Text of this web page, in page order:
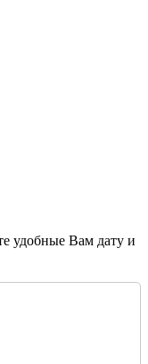
удобные Вам дату и